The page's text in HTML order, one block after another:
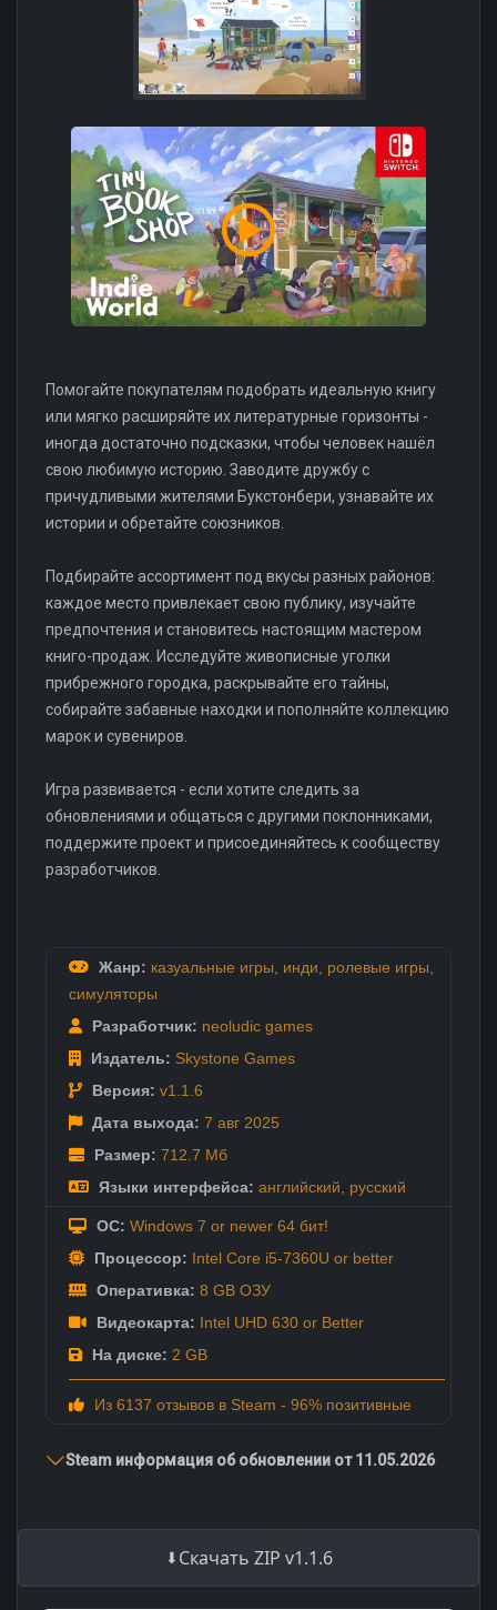
Помогайте покупателям подобрать идеальную книгу
или мягко расширяйте их литературные горизонты -
иногда достаточно подсказки, чтобы человек нашёл
свою любимую историю. Заводите дружбу с
причудливыми жителями Букстонбери, узнавайте их
истории и обретайте союзников.
Подбирайте ассортимент под вкусы разных районов:
каждое место привлекает свою публику, изучайте
предпочтения и становитесь настоящим мастером
книго-продаж. Исследуйте живописные уголки
прибрежного городка, раскрывайте его тайны,
собирайте забавные находки и пополняйте коллекцию
марок и сувениров.
Игра развивается - если хотите следить за
обновлениями и общаться с другими поклонниками,
поддержите проект и присоединяйтесь к сообществу
разработчиков.
Жанр: казуальные игры инди ролевые игры
симуляторы
Разработчик: neoludic games
Издатель: Skystone Games
Версия: v1.1.6
Дата выхода: 7 авг 2025
Размер: 712.7 Мб
Языки интерфейса: английский русский
ОС: Windows 7 or newer 64 бит!
Процессор: Intel Core i5-7360U or better
Оперативка: 8 GB ОЗУ
Видеокарта: Intel UHD 630 or Better
На диске: 2 GB
Из 6137 отзывов в Steam - 96% позитивные
Steam информация об обновлении от 11.05.2026
Скачать ZIP v1.1.6